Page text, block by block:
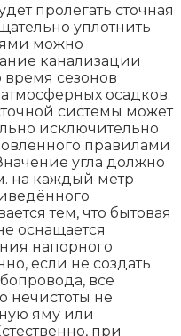
пролегать сточная
уплотнить
можно
канализации
сезонов
осадков.
системы может
исключительно
правилами
угла должно
на каждый метр
тем, что бытовая
оснащается
напорного
если не создать
все
нечистоты не
яму или
при